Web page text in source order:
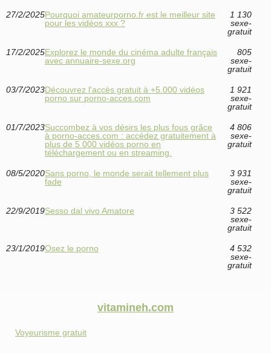
27/2/2025Pourquoi amateurporno.fr est le meilleur site
pour les vidéos xxx ?
1 130
sexe-
gratuit
17/2/2025Explorez le monde du cinéma adulte français
avec annuaire-sexe.org
805
sexe-
gratuit
03/7/2023Découvrez l'accès gratuit à +5.000 vidéos
porno sur porno-acces.com
1 921
sexe-
gratuit
01/7/2023Succombez à vos désirs les plus fous grâce
à porno-acces.com : accédez gratuitement à
plus de 5 000 vidéos porno en
téléchargement ou en streaming.
4 806
sexe-
gratuit
08/5/2020Sans porno, le monde serait tellement plus
fade
3 931
sexe-
gratuit
22/9/2019Sesso dal vivo Amatore
3 522
sexe-
gratuit
23/1/2019Osez le porno
4 532
sexe-
gratuit
vitamineh.com
Voyeurisme gratuit